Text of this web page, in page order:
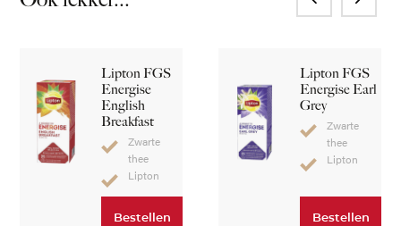
Lipton FGS
Energise
English
Breakfast
Zwarte
thee
Lipton
Bestellen
Lipton FGS
Energise Earl
Grey
Zwarte
thee
Lipton
Bestellen